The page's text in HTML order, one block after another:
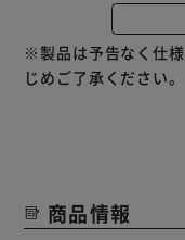
動画と写真でしっかり
不審な訪問者も、自
自動録画を設定して
ます。
※製品は予告なく仕
じめご了承ください。
商品情報